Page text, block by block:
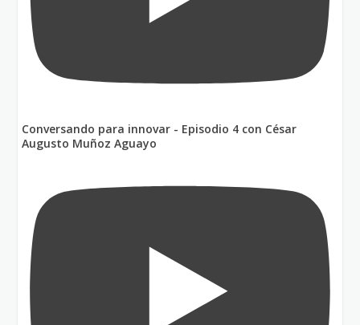
Conversando para innovar - Episodio 4 con César
Augusto Muñoz Aguayo